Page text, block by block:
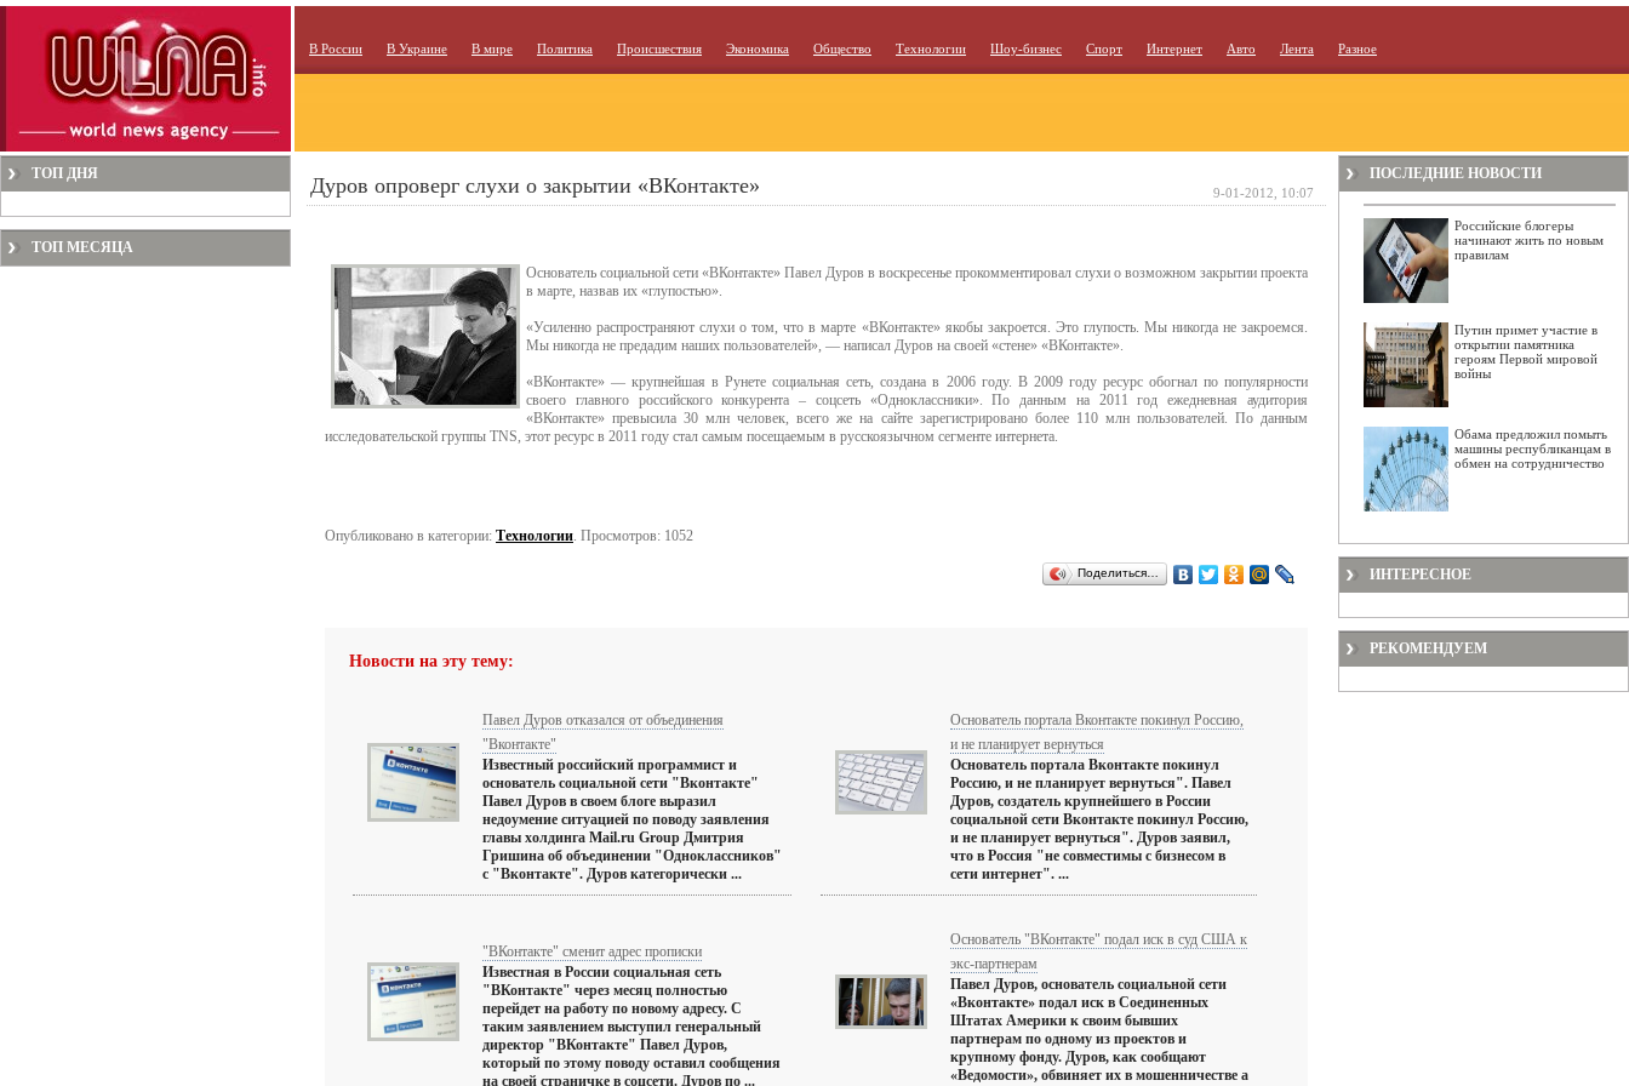
В России В Украине В мире Политика Происшествия Экономика Общество Технологии Шоу-бизнес Спорт Интернет Авто Лента Разное
ТОП ДНЯ
ТОП МЕСЯЦА
Дуров опроверг слухи о закрытии «ВКонтакте»
Основатель социальной сети «ВКонтакте» Павел Дуров в воскресенье прокомментировал слухи о возможном закрытии проекта
в марте, назвав их «глупостью».
«Усиленно распространяют слухи о том, что в марте «ВКонтакте» якобы закроется. Это глупость. Мы никогда не закроемся.
Мы никогда не предадим наших пользователей», — написал Дуров на своей «стене» «ВКонтакте».
«ВКонтакте» — крупнейшая в Рунете социальная сеть, создана в 2006 году. В 2009 году ресурс обогнал по популярности
своего главного российского конкурента – соцсеть «Одноклассники». По данным на 2011 год ежедневная аудитория
«ВКонтакте» превысила 30 млн человек, всего же на сайте зарегистрировано более 110 млн пользователей. По данным
исследовательской группы TNS, этот ресурс в 2011 году стал самым посещаемым в русскоязычном сегменте интернета.
Опубликовано в категории: Технологии. Просмотров: 1052
Поделиться…
Новости на эту тему:
Павел Дуров отказался от объединения
"Вконтакте"
Известный российский программист и
основатель социальной сети "Вконтакте"
Павел Дуров в своем блоге выразил
недоумение ситуацией по поводу заявления
главы холдинга Mail.ru Group Дмитрия
Гришина об объединении "Одноклассников"
с "Вконтакте". Дуров категорически ...
Основатель портала Вконтакте покинул Россию,
и не планирует вернуться
Основатель портала Вконтакте покинул
Россию, и не планирует вернуться". Павел
Дуров, создатель крупнейшего в России
социальной сети Вконтакте покинул Россию,
и не планирует вернуться". Дуров заявил,
что в Россия "не совместимы с бизнесом в
сети интернет". ...
"ВКонтакте" сменит адрес прописки
Известная в России социальная сеть
"ВКонтакте" через месяц полностью
перейдет на работу по новому адресу. С
таким заявлением выступил генеральный
директор "ВКонтакте" Павел Дуров,
который по этому поводу оставил сообщения
на своей страничке в соцсети. Дуров по ...
Основатель "ВКонтакте" подал иск в суд США к
экс-партнерам
Павел Дуров, основатель социальной сети
«Вконтакте» подал иск в Соединенных
Штатах Америки к своим бывших
партнерам по одному из проектов и
крупному фонду. Дуров, как сообщают
«Ведомости», обвиняет их в мошенничестве а
9-01-2012, 10:07
ПОСЛЕДНИЕ НОВОСТИ
Российские блогеры
начинают жить по новым
правилам
Путин примет участие в
открытии памятника
героям Первой мировой
войны
Обама предложил помыть
машины республиканцам в
обмен на сотрудничество
ИНТЕРЕСНОЕ
РЕКОМЕНДУЕМ